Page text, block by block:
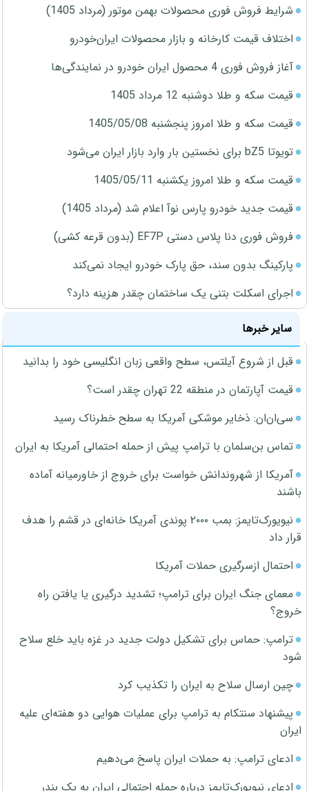
شرایط فروش فوری محصولات بهمن موتور (مرداد 1405)
اختلاف قیمت کارخانه و بازار محصولات ایران‌خودرو
آغاز فروش فوری 4 محصول ایران خودرو در نمایندگی‌ها
قیمت سکه و طلا دوشنبه 12 مرداد 1405
قیمت سکه و طلا امروز پنجشنبه 1405/05/08
تویوتا bZ5 برای نخستین بار وارد بازار ایران می‌شود
قیمت سکه و طلا امروز یکشنبه 1405/05/11
قیمت جدید خودرو پارس نوآ اعلام شد (مرداد 1405)
فروش فوری دنا پلاس دستی EF7P (بدون قرعه کشی)
پارکینگ بدون سند، حق پارک خودرو ایجاد نمی‌کند
اجرای اسکلت بتنی یک ساختمان چقدر هزینه دارد؟
سایر خبرها
قبل از شروع آیلتس، سطح واقعی زبان انگلیسی خود را بدانید
قیمت آپارتمان در منطقه 22 تهران چقدر است؟
سی‌ان‌ان: ذخایر موشکی آمریکا به سطح خطرناک رسید
تماس بن‌سلمان با ترامپ پیش از حمله احتمالی آمریکا به ایران
آمریکا از شهروندانش خواست برای خروج از خاورمیانه آماده
باشند
نیویورک‌تایمز: بمب ۲۰۰۰ پوندی آمریکا خانه‌ای در قشم را هدف
قرار داد
احتمال ازسرگیری حملات آمریکا
معمای جنگ ایران برای ترامپ؛ تشدید درگیری یا یافتن راه
خروج؟
ترامپ: حماس برای تشکیل دولت جدید در غزه باید خلع سلاح
شود
چین ارسال سلاح به ایران را تکذیب کرد
پیشنهاد سنتکام به ترامپ برای عملیات هوایی دو هفته‌ای علیه
ایران
ادعای ترامپ: به حملات ایران پاسخ می‌دهیم
ادعای نیویورک‌تایمز درباره حمله احتمالی ایران به یک بندر